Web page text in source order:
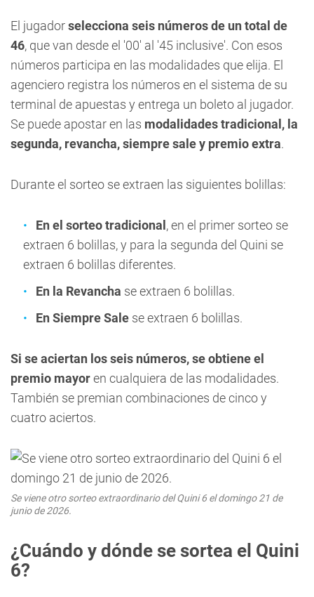
El jugadorselecciona seis números de un total de
46, que van desde el '00' al '45 inclusive'. Con esos
números participa en las modalidades que elija. El
agenciero registra los números en el sistema de su
terminal de apuestas y entrega un boleto al jugador.
Se puede apostar en las modalidades tradicional, la
segunda, revancha, siempre sale y premio extra.
Durante el sorteo se extraen las siguientes bolillas:
En el sorteo tradicional , en el primer sorteo se
extraen 6 bolillas, y para la segunda del Quini se
extraen 6 bolillas diferentes.
En la Revancha se extraen 6 bolillas.
En Siempre Sale se extraen 6 bolillas.
Si se aciertan los seis números, se obtiene el
premio mayoren cualquiera de las modalidades.
También se premian combinaciones de cinco y
cuatro aciertos.
Se viene otro sorteo extraordinario del Quini 6 el domingo 21 de
junio de 2026.
¿Cuándo y dónde se sortea el Quini
6?